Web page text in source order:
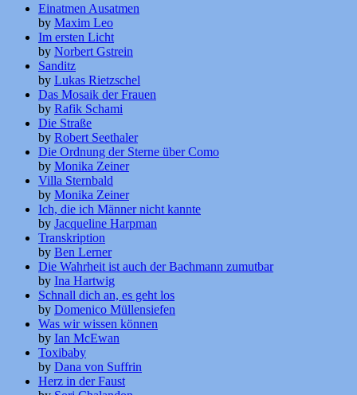
Einatmen Ausatmen
by Maxim Leo
Im ersten Licht
by Norbert Gstrein
Sanditz
by Lukas Rietzschel
Das Mosaik der Frauen
by Rafik Schami
Die Straße
by Robert Seethaler
Die Ordnung der Sterne über Como
by Monika Zeiner
Villa Sternbald
by Monika Zeiner
Ich, die ich Männer nicht kannte
by Jacqueline Harpman
Transkription
by Ben Lerner
Die Wahrheit ist auch der Bachmann zumutbar
by Ina Hartwig
Schnall dich an, es geht los
by Domenico Müllensiefen
Was wir wissen können
by Ian McEwan
Toxibaby
by Dana von Suffrin
Herz in der Faust